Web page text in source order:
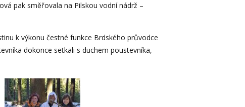
pak směřovala na Pilskou vodní nádrž –
k výkonu čestné funkce Brdského průvodce
dokonce setkali s duchem poustevníka,